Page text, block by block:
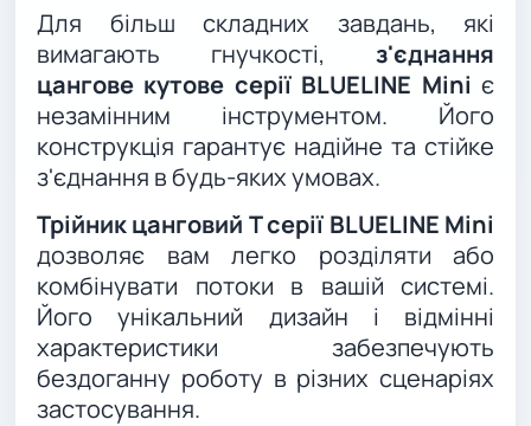
Для більш складних завдань, які
вимагають гнучкості, з'єднання
цангове кутове серії BLUELINE Mini є
незамінним інструментом. Його
конструкція гарантує надійне та стійке
з'єднання в будь-яких умовах.
Трійник цанговий T серії BLUELINE Mini
дозволяє вам легко розділяти або
комбінувати потоки в вашій системі.
Його унікальний дизайн і відмінні
характеристики забезпечують
бездоганну роботу в різних сценаріях
застосування.